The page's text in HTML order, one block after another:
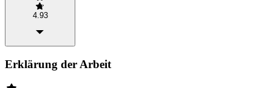
4.93
Erklärung der Arbeit